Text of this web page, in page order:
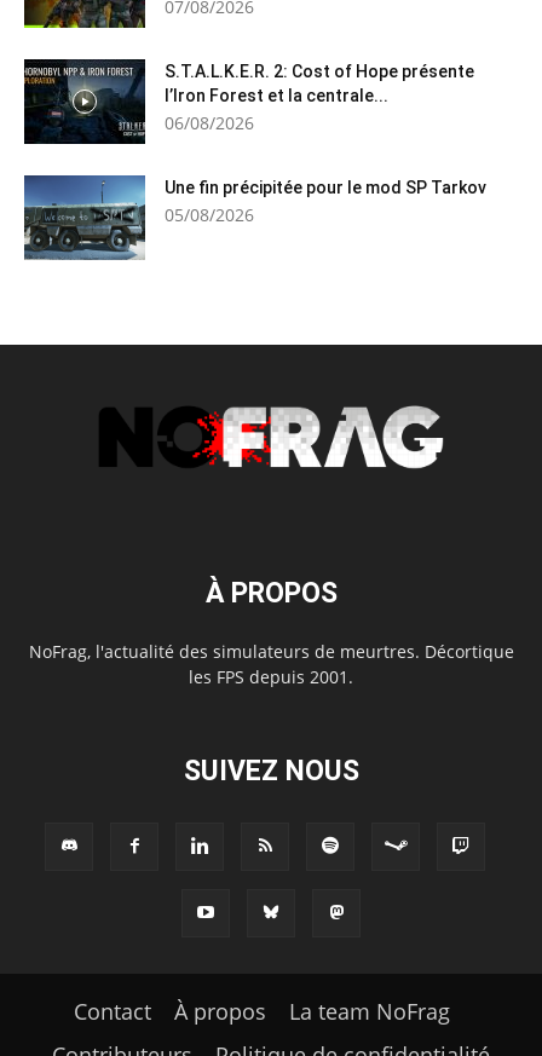
07/08/2026
S.T.A.L.K.E.R. 2: Cost of Hope présente
l’Iron Forest et la centrale...
06/08/2026
Une fin précipitée pour le mod SP Tarkov
05/08/2026
À PROPOS
NoFrag, l'actualité des simulateurs de meurtres. Décortique
les FPS depuis 2001.
SUIVEZ NOUS
Contact À propos
La team NoFrag